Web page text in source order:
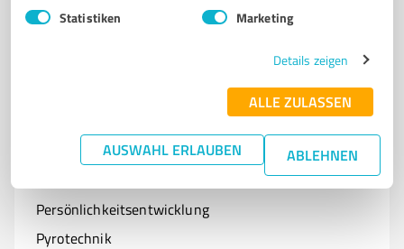
Statistiken Marketing
Details zeigen
ALLE ZULASSEN
AUSWAHL ERLAUBEN ABLEHNEN
Onlineshops
Branchen mit P
Persönlichkeitsentwicklung
Pyrotechnik